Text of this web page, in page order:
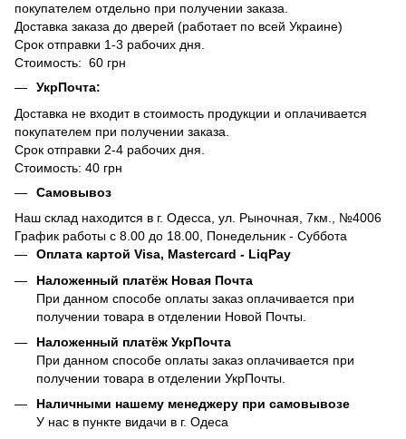
покупателем отдельно при получении заказа.
Доставка заказа до дверей (работает по всей Украине)
Срок отправки 1-3 рабочих дня.
Стоимость: 60 грн
УкрПочта:
Доставка не входит в стоимость продукции и оплачивается
покупателем при получении заказа.
Срок отправки 2-4 рабочих дня.
Стоимость: 40 грн
Самовывоз
Наш склад находится в г. Одесса, ул. Рыночная, 7км., №4006
График работы с 8.00 до 18.00, Понедельник - Суббота
Оплата картой Visa, Mastercard - LiqPay
Наложенный платёж Новая Почта
При данном способе оплаты заказ оплачивается при
получении товара в отделении Новой Почты.
Наложенный платёж УкрПочта
При данном способе оплаты заказ оплачивается при
получении товара в отделении УкрПочты.
Наличными нашему менеджеру при самовывозе
У нас в пункте видачи в г. Одеса